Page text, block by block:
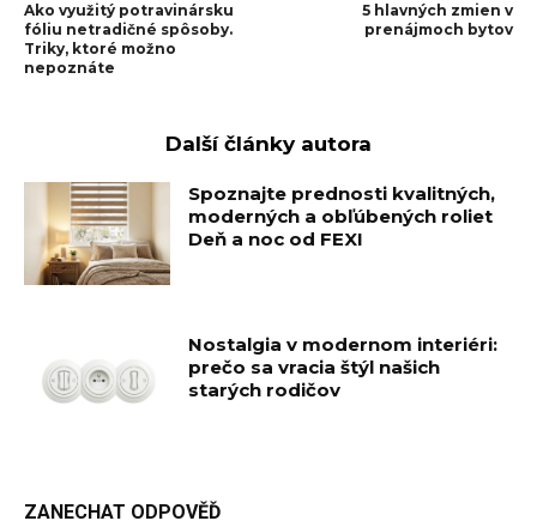
Ako využitý potravinársku
fóliu netradičné spôsoby.
Triky, ktoré možno
nepoznáte
5 hlavných zmien v
prenájmoch bytov
Další články autora
Spoznajte prednosti kvalitných,
moderných a obľúbených roliet
Deň a noc od FEXI
Nostalgia v modernom interiéri:
prečo sa vracia štýl našich
starých rodičov
ZANECHAT ODPOVĚĎ